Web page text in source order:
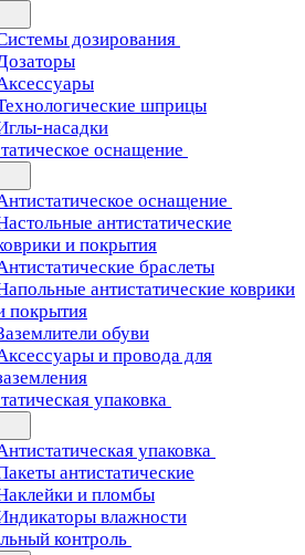
дозирования
шприцы
насадки
оснащение
оснащение
антистатические
и покрытия
браслеты
антистатические коврики
покрытия
обуви
и провода для
упаковка
упаковка
антистатические
и пломбы
влажности
контроль